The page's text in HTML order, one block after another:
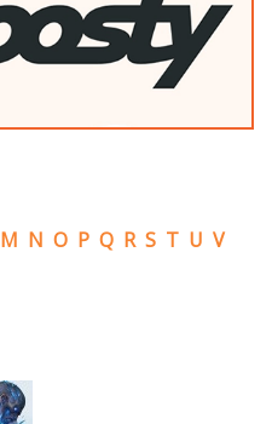
M N O P Q R S T U V